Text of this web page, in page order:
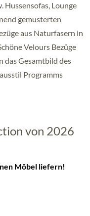
Hussensofas, Lounge
gemusterten
aus Naturfasern in
Velours Bezüge
das Gesamtbild des
Programms
von 2026
Möbel liefern!